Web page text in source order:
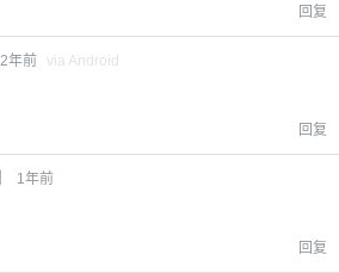
回复
2年前 via Android
回复
1年前
回复